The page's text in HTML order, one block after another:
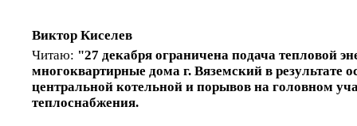
Виктор Киселев
Читаю: "27 декабря ограничена подача тепловой
многоквартирные дома г. Вяземский в результате
центральной котельной и порывов на головном
теплоснабжения.